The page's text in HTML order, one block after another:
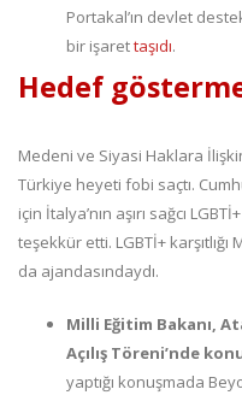
Portakal’ın devlet
bir işarettaşıdı.
Hedef
Medeni ve Siyasi Haklara
Türkiye heyeti fobi saçtı.
için İtalya’nın aşırı sağcı
teşekkür etti. LGBTİ+ karşıtlığı
da ajandasındaydı.
Milli Eğitim Bakanı,
Açılış Töreni’nde
yaptığı konuşmada